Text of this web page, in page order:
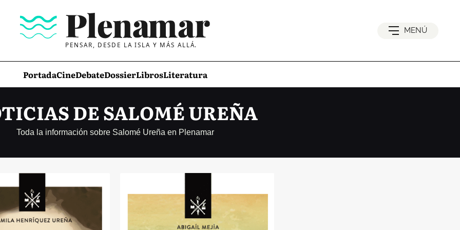
PENSAR, DESDE LA ISLA Y MÁS ALLÁ.
MENÚ
PortadaCineDebateDossierLibrosLiteratura
DE SALOMÉ UREÑA
Toda la información sobre Salomé Ureña en Plenamar